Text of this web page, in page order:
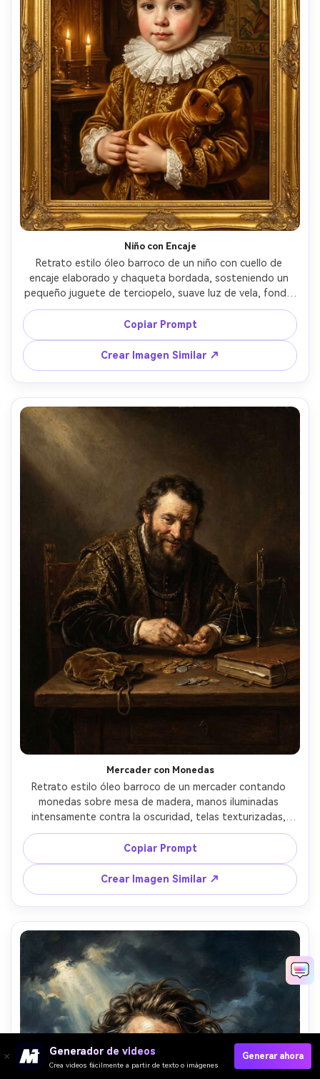
Niño con Encaje
Retrato estilo óleo barroco de un niño con cuello de
encaje elaborado y chaqueta bordada, sosteniendo un
pequeño juguete de terciopelo, suave luz de vela, fondo
profundamente sombreado, mejillas sonrojadas y ojos
amables, delicadas veladuras, tonos cálidos barnizados,
composición ornamentada, detalle de calidad de museo,
lente 85mm, poca profundidad de campo --ar 4:5
Copiar Prompt
Crear Imagen Similar ↗
Mercader con Monedas
Retrato estilo óleo barroco de un mercader contando
monedas sobre mesa de madera, manos iluminadas
intensamente contra la oscuridad, telas texturizadas,
sonrisa sutil, dramático claroscuro, objetos de naturaleza
muerta como balanza y libro de cuentas, paleta rica en
sombras, gruesas pinceladas pictóricas, realismo
cinematográfico, lente 85mm, poca profundidad de
campo --ar 4:5
Copiar Prompt
Crear Imagen Similar ↗
Generador de videos
Crea videos fácilmente a partir de texto o imágenes
Generar ahora